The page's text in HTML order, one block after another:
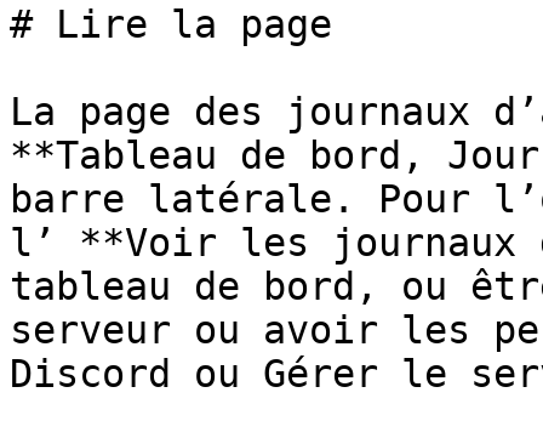
# Lire la page
La page des journaux
**Tableau de bord,
barre latérale. Pour
l’ **Voir les journaux
tableau de bord, ou
serveur ou avoir les
Discord ou Gérer le